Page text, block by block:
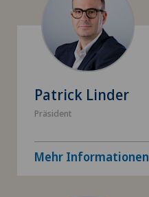
Patrick Linder
Präsident
Mehr Informationen